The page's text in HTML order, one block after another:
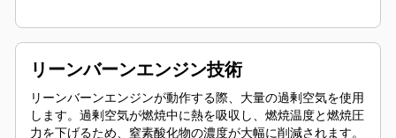
リーンバーンエンジン技術
リーンバーンエンジンが動作する際、大量の過剰空気を使用
します。過剰空気が燃焼中に熱を吸収し、燃焼温度と燃焼圧
力を下げるため、窒素酸化物の濃度が大幅に削減されます。